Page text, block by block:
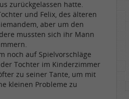
zurückgelassen hatte.
und Felix, des älteren
aber um den
mussten sich ihr Mann
noch auf Spielvorschläge
Tochter im Kinderzimmer
zu seiner Tante, um mit
kleinen Probleme zu